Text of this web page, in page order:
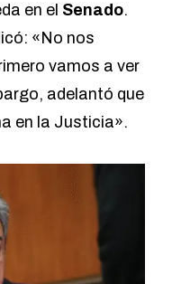
en el Senado.
«No nos
vamos a ver
adelantó que
en la Justicia».